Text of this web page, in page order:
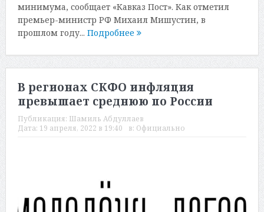
минимума, сообщает «Кавказ Пост». Как отметил
премьер-министр РФ Михаил Мишустин, в
прошлом году... Подробнее
В регионах СКФО инфляция
превышает среднюю по России
Публикация: Шамиль Абдуллаев
Дата: 19 апреля, 2022 в 19:40 в: Официально